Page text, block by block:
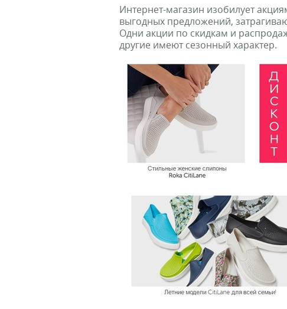
Интернет-магазин изобилует
выгодных предложений,
Одни акции по скидкам и
другие имеют сезонный характер.